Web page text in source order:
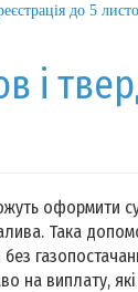
до 5
і
оформити
Така
на виплату,